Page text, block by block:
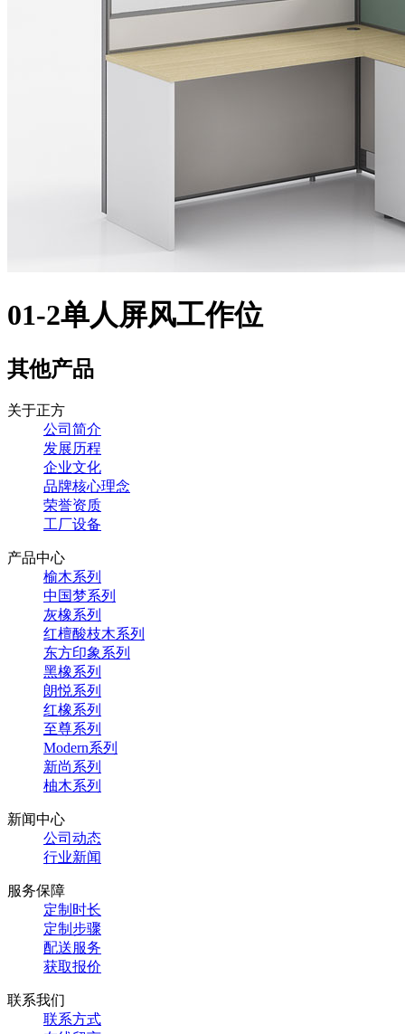
01-2单人屏风工作位
其他产品
关于正方
公司简介
发展历程
企业文化
品牌核心理念
荣誉资质
工厂设备
产品中心
榆木系列
中国梦系列
灰橡系列
红檀酸枝木系列
东方印象系列
黑橡系列
朗悦系列
红橡系列
至尊系列
Modern系列
新尚系列
柚木系列
新闻中心
公司动态
行业新闻
服务保障
定制时长
定制步骤
配送服务
获取报价
联系我们
联系方式